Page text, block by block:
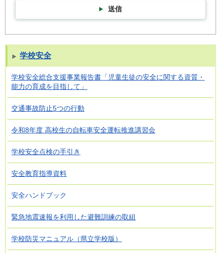
送信
学校安全
学校安全総合支援事業報告書「児童生徒の安全に関する資質・
能力の育成を目指して」
交通事故防止5つの行動
令和8年度 高校生の自転車安全運転推進講習会
学校安全点検の手引き
安全教育指導資料
安全ハンドブック
緊急地震速報を利用した避難訓練の取組
学校防災マニュアル（県立学校版）